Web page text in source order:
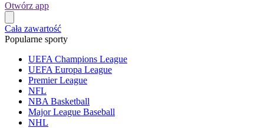
Otwórz app
Cała zawartość
Popularne sporty
UEFA Champions League
UEFA Europa League
Premier League
NFL
NBA Basketball
Major League Baseball
NHL